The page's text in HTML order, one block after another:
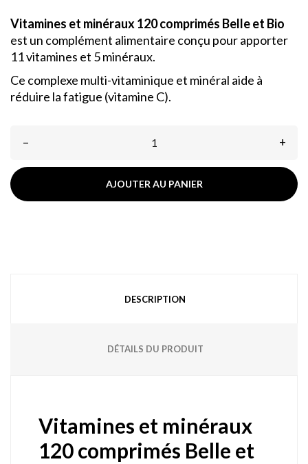
Vitamines et minéraux 120 comprimés Belle et Bio
est un complément alimentaire conçu pour apporter
11 vitamines et 5 minéraux.
Ce complexe multi-vitaminique et minéral aide à
réduire la fatigue (vitamine C).
– +
AJOUTER AU PANIER
DESCRIPTION
DÉTAILS DU PRODUIT
Vitamines et minéraux
120 comprimés Belle et